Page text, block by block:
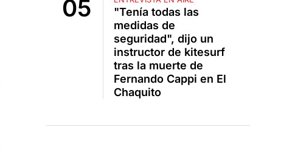
"Tenía todas las
medidas de
seguridad", dijo un
instructor de kitesurf
tras la muerte de
Fernando Cappi en El
Chaquito